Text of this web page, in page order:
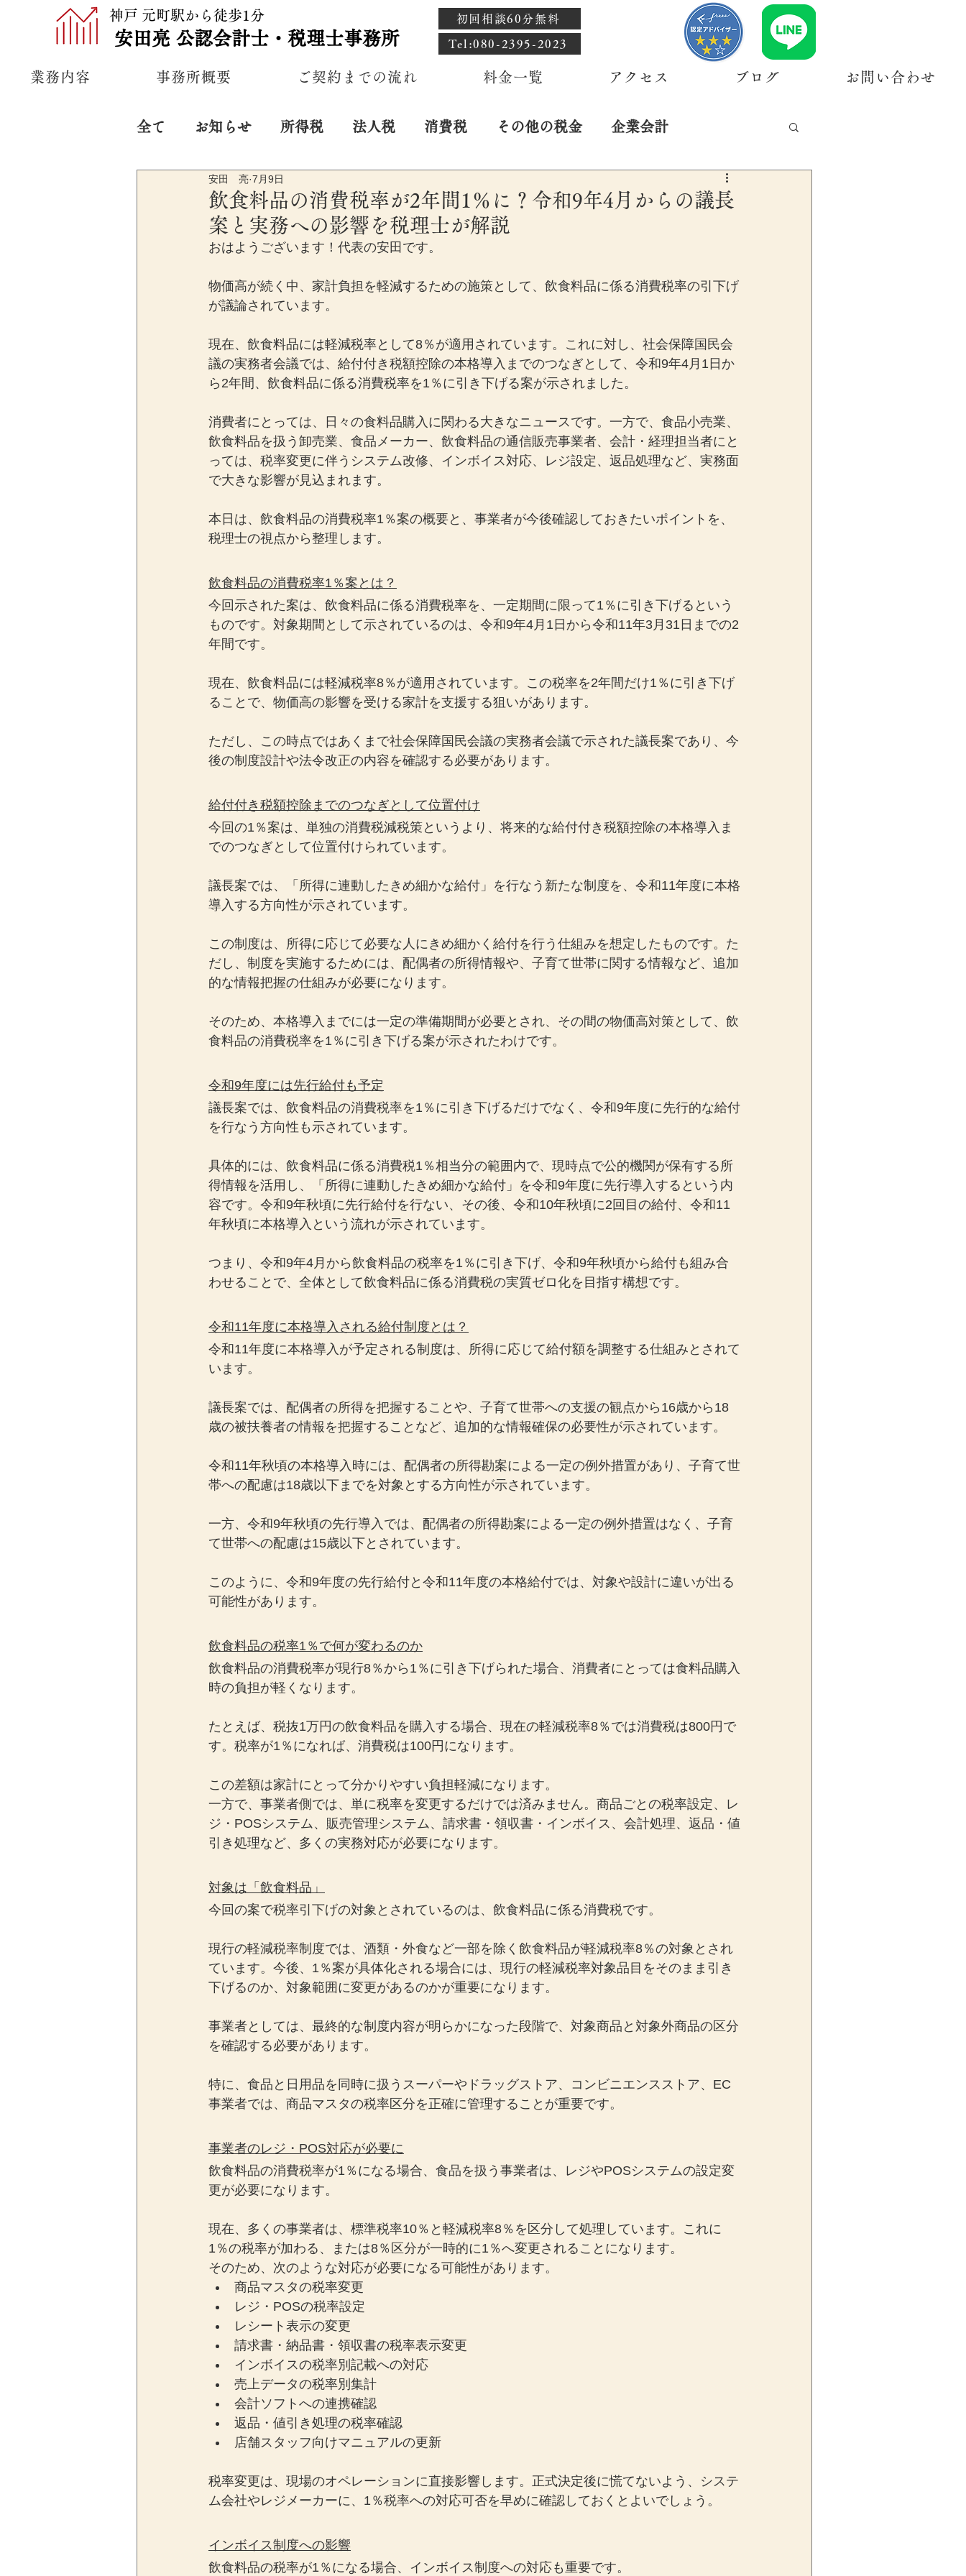
神戸 元町駅から徒歩1分
安田亮 公認会計士・税理士事務所
初回相談60分無料
​Tel:080-2395-2023
業務内容 事務所概要 ご契約までの流れ 料金一覧 アクセス ブログ お問い合わせ
全て お知らせ 所得税 法人税 消費税 その他の税金 企業会計
プライベート 経営
飲食料品の消費税率が2年間1％に？令和9年4月からの議長
案と実務への影響を税理士が解説
安田 亮 7月9日
おはようございます！代表の安田です。
物価高が続く中、家計負担を軽減するための施策として、飲食料品に係る消費税率の引下げ
が議論されています。
現在、飲食料品には軽減税率として8％が適用されています。これに対し、社会保障国民会
議の実務者会議では、給付付き税額控除の本格導入までのつなぎとして、令和9年4月1日か
ら2年間、飲食料品に係る消費税率を1％に引き下げる案が示されました。
消費者にとっては、日々の食料品購入に関わる大きなニュースです。一方で、食品小売業、
飲食料品を扱う卸売業、食品メーカー、飲食料品の通信販売事業者、会計・経理担当者にと
っては、税率変更に伴うシステム改修、インボイス対応、レジ設定、返品処理など、実務面
で大きな影響が見込まれます。
本日は、飲食料品の消費税率1％案の概要と、事業者が今後確認しておきたいポイントを、
税理士の視点から整理します。
飲食料品の消費税率1％案とは？
今回示された案は、飲食料品に係る消費税率を、一定期間に限って1％に引き下げるという
ものです。対象期間として示されているのは、令和9年4月1日から令和11年3月31日までの2
年間です。
現在、飲食料品には軽減税率8％が適用されています。この税率を2年間だけ1％に引き下げ
ることで、物価高の影響を受ける家計を支援する狙いがあります。
ただし、この時点ではあくまで社会保障国民会議の実務者会議で示された議長案であり、今
後の制度設計や法令改正の内容を確認する必要があります。
給付付き税額控除までのつなぎとして位置付け
今回の1％案は、単独の消費税減税策というより、将来的な給付付き税額控除の本格導入ま
でのつなぎとして位置付けられています。
議長案では、「所得に連動したきめ細かな給付」を行なう新たな制度を、令和11年度に本格
導入する方向性が示されています。
この制度は、所得に応じて必要な人にきめ細かく給付を行う仕組みを想定したものです。た
だし、制度を実施するためには、配偶者の所得情報や、子育て世帯に関する情報など、追加
的な情報把握の仕組みが必要になります。
そのため、本格導入までには一定の準備期間が必要とされ、その間の物価高対策として、飲
食料品の消費税率を1％に引き下げる案が示されたわけです。
令和9年度には先行給付も予定
議長案では、飲食料品の消費税率を1％に引き下げるだけでなく、令和9年度に先行的な給付
を行なう方向性も示されています。
具体的には、飲食料品に係る消費税1％相当分の範囲内で、現時点で公的機関が保有する所
得情報を活用し、「所得に連動したきめ細かな給付」を令和9年度に先行導入するという内
容です。令和9年秋頃に先行給付を行ない、その後、令和10年秋頃に2回目の給付、令和11
年秋頃に本格導入という流れが示されています。
つまり、令和9年4月から飲食料品の税率を1％に引き下げ、令和9年秋頃から給付も組み合
わせることで、全体として飲食料品に係る消費税の実質ゼロ化を目指す構想です。
令和11年度に本格導入される給付制度とは？
令和11年度に本格導入が予定される制度は、所得に応じて給付額を調整する仕組みとされて
います。
議長案では、配偶者の所得を把握することや、子育て世帯への支援の観点から16歳から18
歳の被扶養者の情報を把握することなど、追加的な情報確保の必要性が示されています。
令和11年秋頃の本格導入時には、配偶者の所得勘案による一定の例外措置があり、子育て世
帯への配慮は18歳以下までを対象とする方向性が示されています。
一方、令和9年秋頃の先行導入では、配偶者の所得勘案による一定の例外措置はなく、子育
て世帯への配慮は15歳以下とされています。
このように、令和9年度の先行給付と令和11年度の本格給付では、対象や設計に違いが出る
可能性があります。
飲食料品の税率1％で何が変わるのか
飲食料品の消費税率が現行8％から1％に引き下げられた場合、消費者にとっては食料品購入
時の負担が軽くなります。
たとえば、税抜1万円の飲食料品を購入する場合、現在の軽減税率8％では消費税は800円で
す。税率が1％になれば、消費税は100円になります。
この差額は家計にとって分かりやすい負担軽減になります。
一方で、事業者側では、単に税率を変更するだけでは済みません。商品ごとの税率設定、レ
ジ・POSシステム、販売管理システム、請求書・領収書・インボイス、会計処理、返品・値
引き処理など、多くの実務対応が必要になります。
対象は「飲食料品」
今回の案で税率引下げの対象とされているのは、飲食料品に係る消費税です。
現行の軽減税率制度では、酒類・外食など一部を除く飲食料品が軽減税率8％の対象とされ
ています。今後、1％案が具体化される場合には、現行の軽減税率対象品目をそのまま引き
下げるのか、対象範囲に変更があるのかが重要になります。
事業者としては、最終的な制度内容が明らかになった段階で、対象商品と対象外商品の区分
を確認する必要があります。
特に、食品と日用品を同時に扱うスーパーやドラッグストア、コンビニエンスストア、EC
事業者では、商品マスタの税率区分を正確に管理することが重要です。
事業者のレジ・POS対応が必要に
飲食料品の消費税率が1％になる場合、食品を扱う事業者は、レジやPOSシステムの設定変
更が必要になります。
現在、多くの事業者は、標準税率10％と軽減税率8％を区分して処理しています。これに
1％の税率が加わる、または8％区分が一時的に1％へ変更されることになります。
そのため、次のような対応が必要になる可能性があります。
商品マスタの税率変更
レジ・POSの税率設定
レシート表示の変更
請求書・納品書・領収書の税率表示変更
インボイスの税率別記載への対応
売上データの税率別集計
会計ソフトへの連携確認
返品・値引き処理の税率確認
店舗スタッフ向けマニュアルの更新
税率変更は、現場のオペレーションに直接影響します。正式決定後に慌てないよう、システ
ム会社やレジメーカーに、1％税率への対応可否を早めに確認しておくとよいでしょう。
インボイス制度への影響
飲食料品の税率が1％になる場合、インボイス制度への対応も重要です。